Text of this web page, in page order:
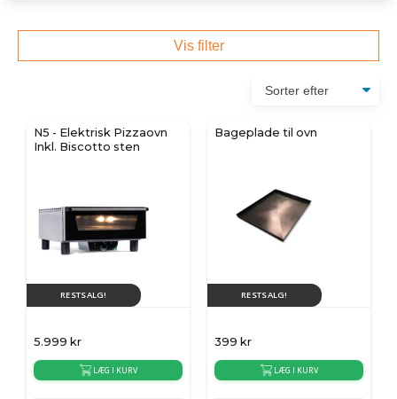
Vis filter
N5 - Elektrisk Pizzaovn
Inkl. Biscotto sten
RESTSALG!
5.999 kr
LÆG I KURV
Bageplade til ovn
RESTSALG!
399 kr
LÆG I KURV